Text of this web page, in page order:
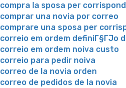
compra la sposa per
comprar una novia por correo
comprare una sposa per
correio em ordem definiГ§ГЈo
correio em ordem noiva custo
correio para pedir noiva
correo de la novia orden
correo de pedidos de la novia